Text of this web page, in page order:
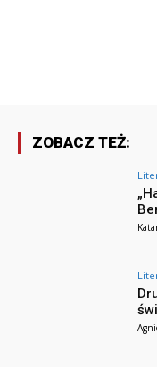
ZOBACZ TEŻ: